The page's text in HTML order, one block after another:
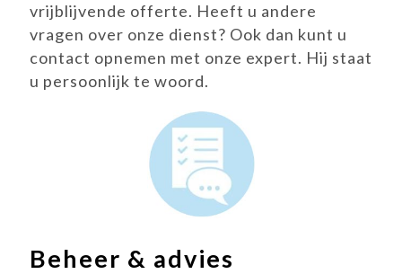
vrijblijvende offerte. Heeft u andere
vragen over onze dienst? Ook dan kunt u
contact opnemen met onze expert. Hij staat
u persoonlijk te woord.
Beheer & advies